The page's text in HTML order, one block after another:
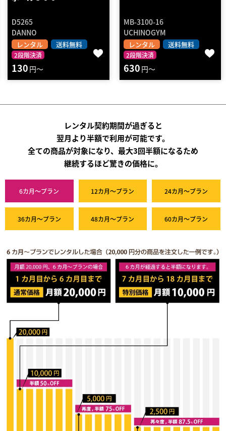
MB-3100-16
UCHINOGYM
レンタル 送料無料
2段階決済
630 円～
180999A
ECOLECO FITNESS
レンタル 2段階決済
140円～
レンタル契約期間が過ぎると
翌月より半額で利用が可能です。
全ての商品が対象になり、最大3回半額になるため
継続するほど驚きの価格に。
6カ月～プラン 12カ月～プラン 24カ月～プラン
36カ月～プラン 48カ月～プラン 60カ月～プラン